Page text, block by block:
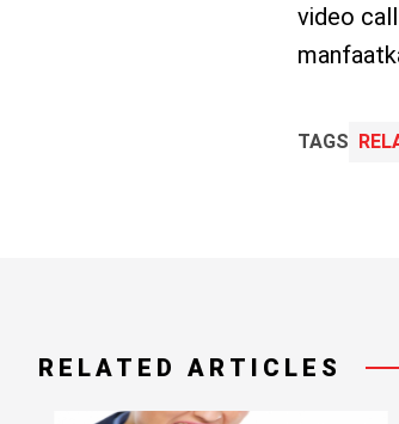
video
TAGS
RELATED ARTICLES